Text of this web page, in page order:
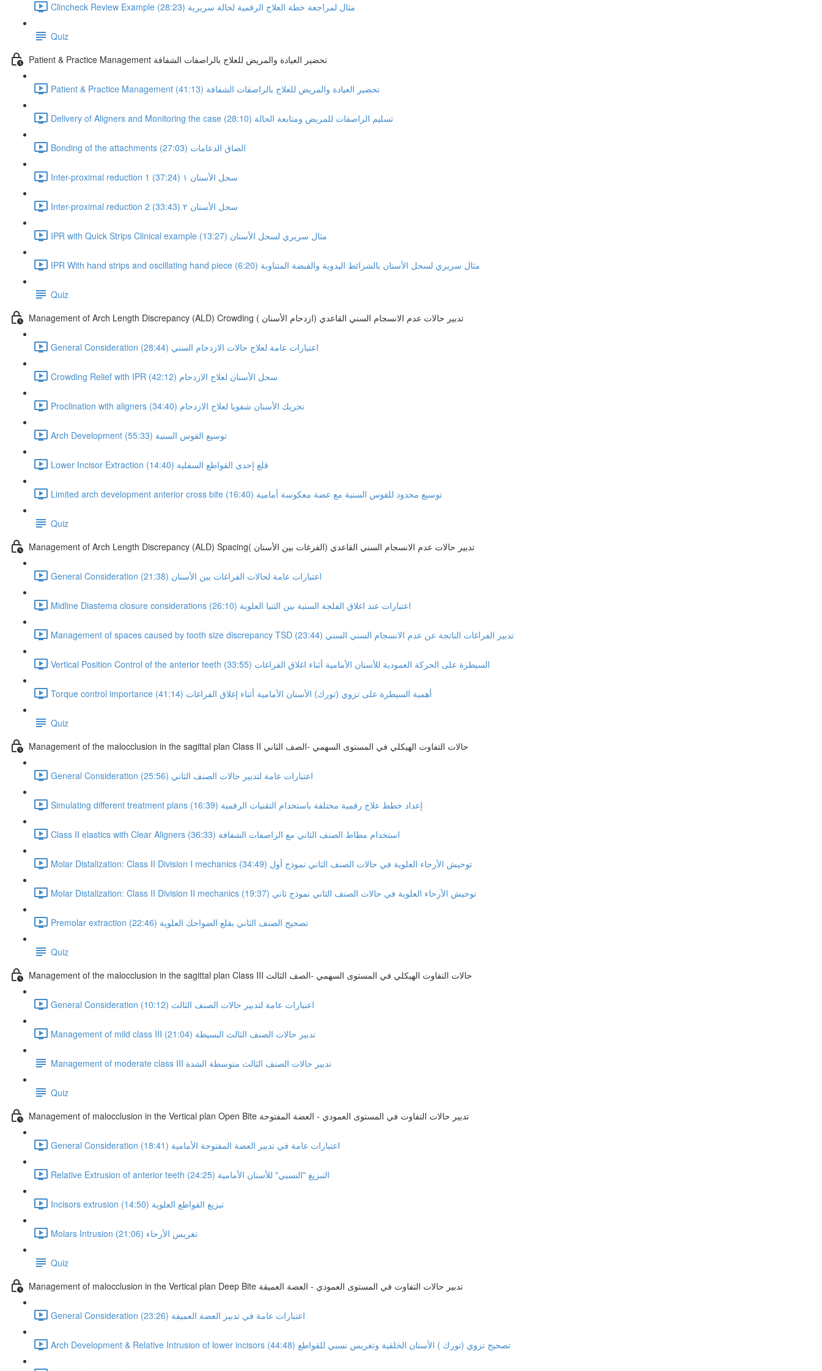
Clincheck Review Example مثال لمراجعة خطة العلاج الرقمية لحالة سريرية (28:23)
Quiz
Patient & Practice Management تحضير العيادة والمريض للعلاج بالراصفات الشفافة
Patient & Practice Management تحضير العيادة والمريض للعلاج بالراصفات الشفافة (41:13)
Delivery of Aligners and Monitoring the case تسليم الراصفات للمريض ومتابعة الحالة (28:10)
Bonding of the attachments الصاق الدعامات (27:03)
Inter-proximal reduction 1 سحل الأسنان ١ (37:24)
Inter-proximal reduction 2 سحل الأسنان ٢ (33:43)
IPR with Quick Strips Clinical example مثال سريري لسحل الأسنان (13:27)
IPR With hand strips and oscillating hand piece مثال سريري لسحل الأسنان بالشرائط اليدوية والقبضة المتناوبة (6:20)
Quiz
Management of Arch Length Discrepancy (ALD) Crowding ( تدبير حالات عدم الانسجام السني القاعدي (ازدحام الأسنان
General Consideration اعتبارات عامة لعلاج حالات الازدحام السني (28:44)
Crowding Relief with IPR سحل الأسنان لعلاج الازدحام (42:12)
Proclination with aligners تحريك الأسنان شفويا لعلاج الازدحام (34:40)
Arch Development توسيع القوس السنية (55:33)
Lower Incisor Extraction قلع إحدى القواطع السفلية (14:40)
Limited arch development anterior cross bite توسيع محدود للقوس السنية مع عضة معكوسة أمامية (16:40)
Quiz
Management of Arch Length Discrepancy (ALD) Spacing( تدبير حالات عدم الانسجام السني القاعدي (الفرغات بين الأسنان
General Consideration اعتبارات عامة لحالات الفراغات بين الأسنان (21:38)
Midline Diastema closure considerations اعتبارات عند اغلاق الفلجة السنية بين الثنيا العلوية (26:10)
Management of spaces caused by tooth size discrepancy TSD تدبير الفراغات الناتجة عن عدم الانسجام السني السني (23:44)
Vertical Position Control of the anterior teeth السيطرة على الحركة العمودية للأسنان الأمامية أثناء اغلاق الفراغات (33:55)
Torque control importance أهمية السيطرة على تزوي (تورك) الأسنان الأمامية أثناء إغلاق الفراغات (41:14)
Quiz
Management of the malocclusion in the sagittal plan Class II حالات التفاوت الهيكلي في المستوى السهمي -الصف الثاني
General Consideration اعتبارات عامة لتدبير حالات الصنف الثاني (25:56)
Simulating different treatment plans إعداد خطط علاج رقمية مختلفة باستخدام التقنيات الرقمية (16:39)
Class II elastics with Clear Aligners استخدام مطاط الصنف الثاني مع الراصفات الشفافة (36:33)
Molar Distalization: Class II Division I mechanics توحيش الأرحاء العلوية في حالات الصنف الثاني نموذج أول (34:49)
Molar Distalization: Class II Division II mechanics توحيش الأرحاء العلوية في حالات الصنف الثاني نموذج ثاني (19:37)
Premolar extraction تصحيح الصنف الثاني بقلع الضواحك العلوية (22:46)
Quiz
Management of the malocclusion in the sagittal plan Class III حالات التفاوت الهيكلي في المستوى السهمي -الصف الثالث
General Consideration اعتبارات عامة لتدبير حالات الصنف الثالث (10:12)
Management of mild class III تدبير حالات الصنف الثالث البسيطة (21:04)
Management of moderate class III تدبير حالات الصنف الثالث متوسطة الشدة
Quiz
Management of malocclusion in the Vertical plan Open Bite تدبير حالات التفاوت في المستوى العمودي - العضة المفتوحة
General Consideration اعتبارات عامة في تدبير العضة المفتوحة الأمامية (18:41)
Relative Extrusion of anterior teeth التبزيغ "النسبي" للأسنان الأمامية (24:25)
Incisors extrusion تبزيغ القواطع العلوية (14:50)
Molars Intrusion تغريس الأرحاء (21:06)
Quiz
Management of malocclusion in the Vertical plan Deep Bite تدبير حالات التفاوت في المستوى العمودي - العضة العميقة
General Consideration اعتبارات عامة في تدبير العضة العميقة (23:26)
Arch Development & Relative Intrusion of lower incisors تصحيح تزوي (تورك ) الأسنان الخلفية وتغريس نسبي للقواطع (44:48)